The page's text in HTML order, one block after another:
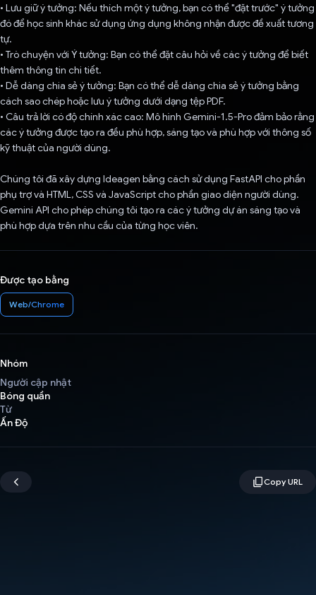
• Lưu giữ ý tưởng: Nếu thích một ý tưởng, bạn có thể "đặt trước" ý tưởng
đó để học sinh khác sử dụng ứng dụng không nhận được đề xuất tương
tự.
• Trò chuyện với Ý tưởng: Bạn có thể đặt câu hỏi về các ý tưởng để biết
thêm thông tin chi tiết.
• Dễ dàng chia sẻ ý tưởng: Bạn có thể dễ dàng chia sẻ ý tưởng bằng
cách sao chép hoặc lưu ý tưởng dưới dạng tệp PDF.
• Câu trả lời có độ chính xác cao: Mô hình Gemini-1.5-Pro đảm bảo rằng
các ý tưởng được tạo ra đều phù hợp, sáng tạo và phù hợp với thông số
kỹ thuật của người dùng.
Chúng tôi đã xây dựng Ideagen bằng cách sử dụng FastAPI cho phần
phụ trợ và HTML, CSS và JavaScript cho phần giao diện người dùng.
Gemini API cho phép chúng tôi tạo ra các ý tưởng dự án sáng tạo và
phù hợp dựa trên nhu cầu của từng học viên.
Được tạo bằng
Web/Chrome
Nhóm
Người cập nhật
Bóng quần
Từ
Ấn Độ